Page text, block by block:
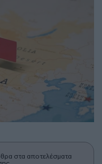
στα αποτελέσματα